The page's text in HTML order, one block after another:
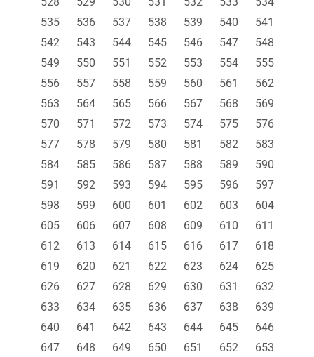
535
536 537 538 539 540
541
542
543 544 545 546 547
548
549
550 551 552 553 554
555
556
557 558 559 560 561
562
563
564 565 566 567 568
569
570
571 572 573 574 575
576
577
578 579 580 581 582
583
584
585 586 587 588 589
590
591
592 593 594 595 596
597
598
599 600 601 602 603
604
605
606 607 608 609 610
611
612
613 614 615 616 617
618
619
620 621 622 623 624
625
626
627 628 629 630 631
632
633
634 635 636 637 638
639
640
641 642 643 644 645
646
647
648 649 650 651 652
653